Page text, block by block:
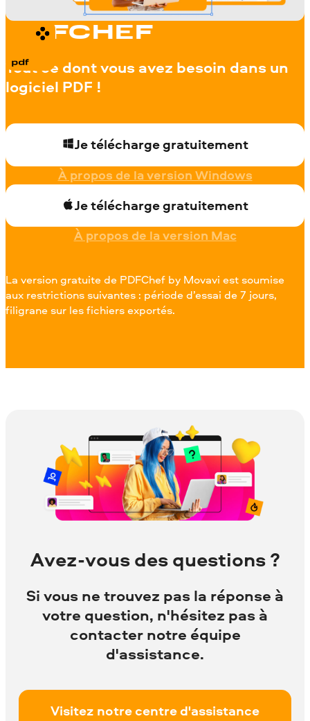
PDFCHEF
Tout ce dont vous avez besoin dans un
logiciel PDF !
Je télécharge gratuitement
À propos de la version Windows
Je télécharge gratuitement
À propos de la version Mac
La version gratuite de PDFChef by Movavi est soumise
aux restrictions suivantes : période d’essai de 7 jours,
filigrane sur les fichiers exportés.
Avez-vous des questions ?
Si vous ne trouvez pas la réponse à
votre question, n'hésitez pas à
contacter notre équipe
d'assistance.
Visitez notre centre d'assistance